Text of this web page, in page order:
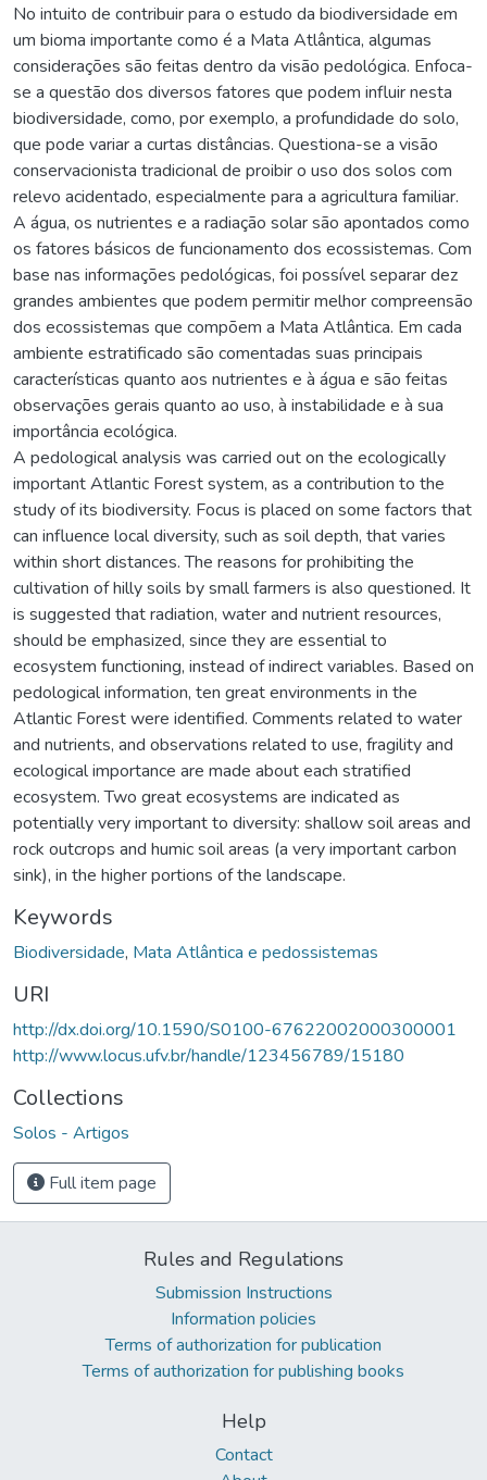
No intuito de contribuir para o estudo da biodiversidade em
um bioma importante como é a Mata Atlântica, algumas
considerações são feitas dentro da visão pedológica. Enfoca-
se a questão dos diversos fatores que podem influir nesta
biodiversidade, como, por exemplo, a profundidade do solo,
que pode variar a curtas distâncias. Questiona-se a visão
conservacionista tradicional de proibir o uso dos solos com
relevo acidentado, especialmente para a agricultura familiar.
A água, os nutrientes e a radiação solar são apontados como
os fatores básicos de funcionamento dos ecossistemas. Com
base nas informações pedológicas, foi possível separar dez
grandes ambientes que podem permitir melhor compreensão
dos ecossistemas que compõem a Mata Atlântica. Em cada
ambiente estratificado são comentadas suas principais
características quanto aos nutrientes e à água e são feitas
observações gerais quanto ao uso, à instabilidade e à sua
importância ecológica.
A pedological analysis was carried out on the ecologically
important Atlantic Forest system, as a contribution to the
study of its biodiversity. Focus is placed on some factors that
can influence local diversity, such as soil depth, that varies
within short distances. The reasons for prohibiting the
cultivation of hilly soils by small farmers is also questioned. It
is suggested that radiation, water and nutrient resources,
should be emphasized, since they are essential to
ecosystem functioning, instead of indirect variables. Based on
pedological information, ten great environments in the
Atlantic Forest were identified. Comments related to water
and nutrients, and observations related to use, fragility and
ecological importance are made about each stratified
ecosystem. Two great ecosystems are indicated as
potentially very important to diversity: shallow soil areas and
rock outcrops and humic soil areas (a very important carbon
sink), in the higher portions of the landscape.
Keywords
Biodiversidade, Mata Atlântica e pedossistemas
URI
http://dx.doi.org/10.1590/S0100-67622002000300001
http://www.locus.ufv.br/handle/123456789/15180
Collections
Solos - Artigos
Full item page
Rules and Regulations
Submission Instructions
Information policies
Terms of authorization for publication
Terms of authorization for publishing books
Help
Contact